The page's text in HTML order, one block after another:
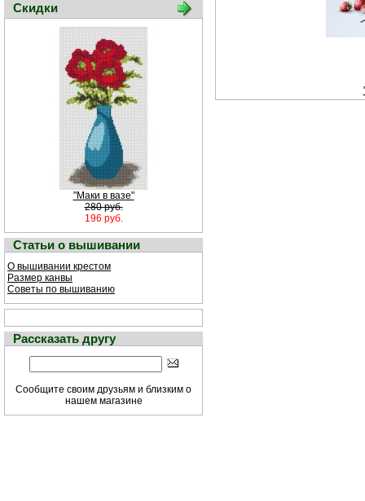
Скидки
"Маки в вазе"
280 руб.
196 руб.
Статьи о вышивании
О вышивании крестом
Размер канвы
Советы по вышиванию
Рассказать другу
Сообщите своим друзьям и близким о
нашем магазине